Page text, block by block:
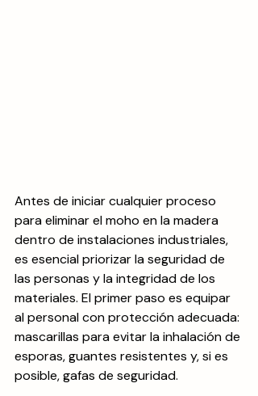
Antes de iniciar cualquier proceso
para eliminar el moho en la madera
dentro de instalaciones industriales,
es esencial priorizar la seguridad de
las personas y la integridad de los
materiales. El primer paso es equipar
al personal con protección adecuada:
mascarillas para evitar la inhalación de
esporas, guantes resistentes y, si es
posible, gafas de seguridad.